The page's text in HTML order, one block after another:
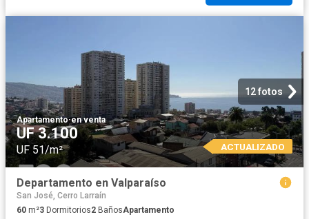
12 fotos
Apartamento·en venta
UF 3.100
UF 51/m² ACTUALIZADO
Departamento en Valparaíso
San José, Cerro Larraín
60 m²3 Dormitorios2 BañosApartamento